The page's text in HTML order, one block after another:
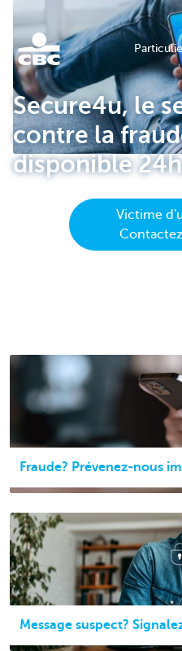
Particulieren
Secure4u, le
contre la
disponible
Victime
Fraude? Prévenez-nous
Message suspect?